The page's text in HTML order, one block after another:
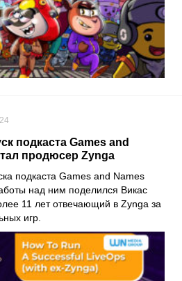
подкаста Games and
продюсер Zynga
подкаста Games and Names
над ним поделился Викас
11 лет отвечающий в Zynga за
игр.